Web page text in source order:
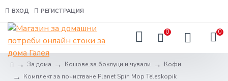
ВХОД РЕГИСТРАЦИЯ
0 0
За дома Кошове за боклуци и чували
Кофи
Комплект за почистване Planet Spin Mop Teleskopik